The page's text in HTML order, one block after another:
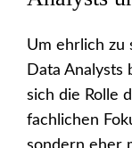
Um ehrlich zu
Data Analysts
sich die Rolle
fachlichen